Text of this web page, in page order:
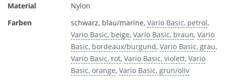
Material
Nylon
Farben
schwarz, blau/marine, Vario Basic, petrol,
Vario Basic, beige, Vario Basic, braun, Vario
Basic, bordeaux/burgund, Vario Basic, grau,
Vario Basic, rot, Vario Basic, violett, Vario
Basic, orange, Vario Basic, grün/oliv